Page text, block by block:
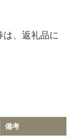
は、返礼品に
備考